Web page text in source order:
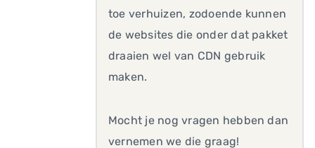
toe verhuizen, zodoende kunnen
de websites die onder dat pakket
draaien wel van CDN gebruik
maken.
Mocht je nog vragen hebben dan
vernemen we die graag!